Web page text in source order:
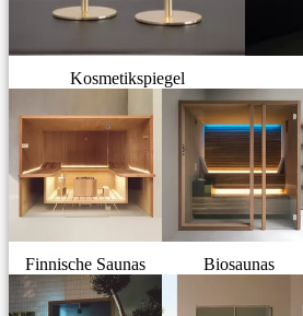
Kosmetikspiegel
Finnische Saunas Biosaunas